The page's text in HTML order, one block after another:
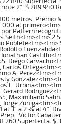
2°: $ 289.940
metros. Premio
al primero<fm>
por
Seith<fm><fm>
Poblete<fm><fm>
Diego
Carlos
A.
E.
Gerard
Maximiliano
Jorge
3° a 2 ¾ al 4°.
Victor
Superfecta: $